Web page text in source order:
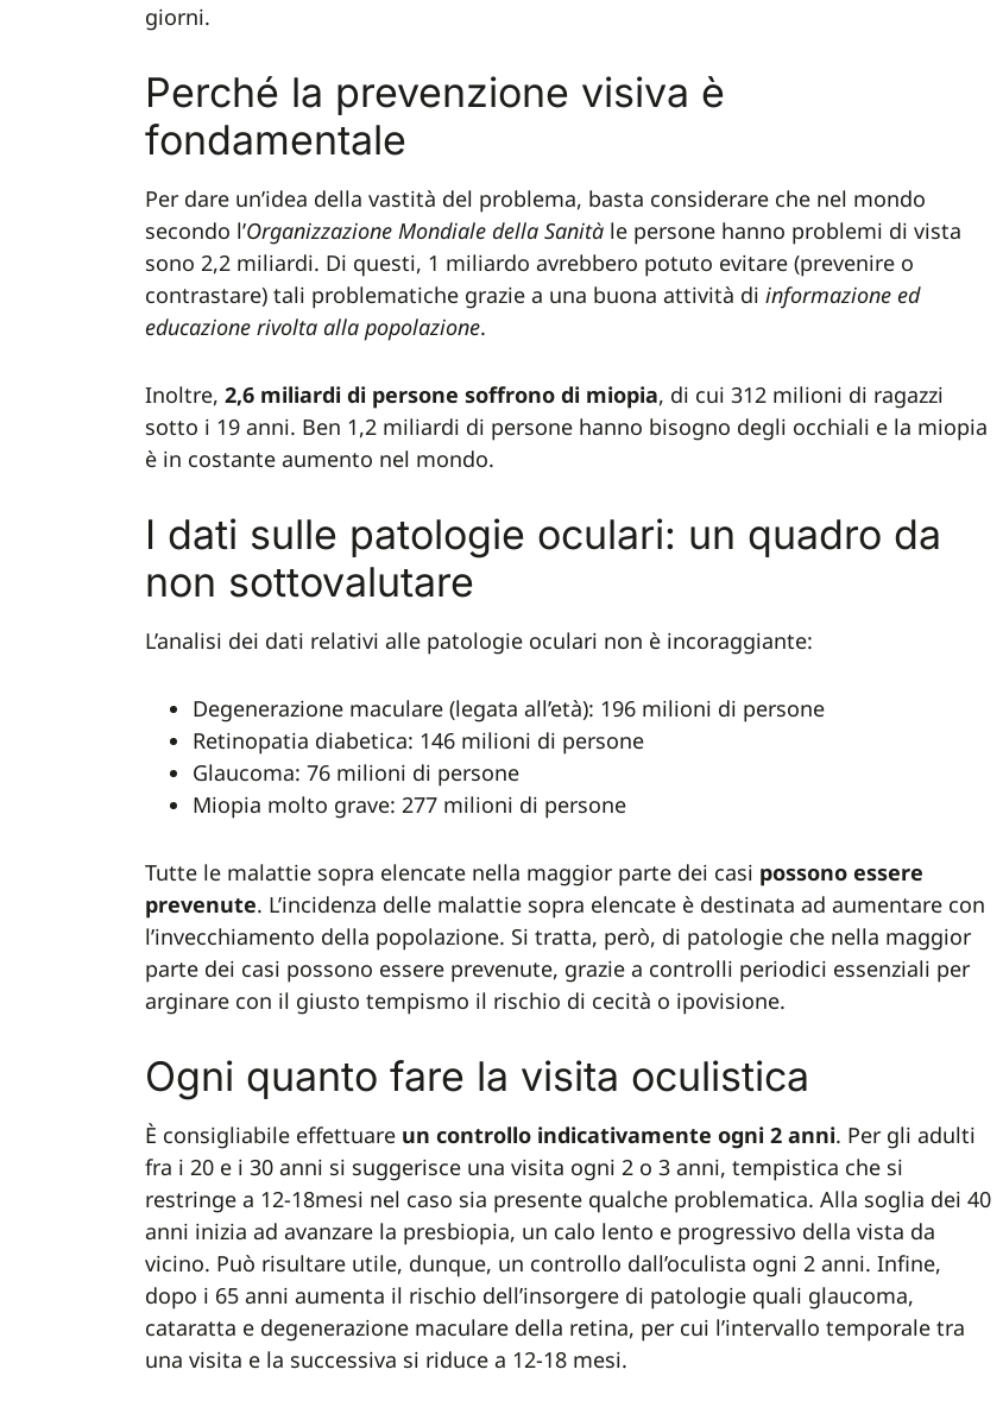
giorni.
Perché la prevenzione visiva è
fondamentale
Per dare un’idea della vastità del problema, basta considerare che nel mondo
secondo l’Organizzazione Mondiale della Sanità le persone hanno problemi di vista
sono 2,2 miliardi. Di questi, 1 miliardo avrebbero potuto evitare (prevenire o
contrastare) tali problematiche grazie a una buona attività di informazione ed
educazione rivolta alla popolazione.
Inoltre, 2,6 miliardi di persone soffrono di miopia, di cui 312 milioni di ragazzi
sotto i 19 anni. Ben 1,2 miliardi di persone hanno bisogno degli occhiali e la miopia
è in costante aumento nel mondo.
I dati sulle patologie oculari: un quadro da
non sottovalutare
L’analisi dei dati relativi alle patologie oculari non è incoraggiante:
Degenerazione maculare (legata all’età): 196 milioni di persone
Retinopatia diabetica: 146 milioni di persone
Glaucoma: 76 milioni di persone
Miopia molto grave: 277 milioni di persone
Tutte le malattie sopra elencate nella maggior parte dei casi possono essere
prevenute. L’incidenza delle malattie sopra elencate è destinata ad aumentare con
l’invecchiamento della popolazione. Si tratta, però, di patologie che nella maggior
parte dei casi possono essere prevenute, grazie a controlli periodici essenziali per
arginare con il giusto tempismo il rischio di cecità o ipovisione.
Ogni quanto fare la visita oculistica
È consigliabile effettuare un controllo indicativamente ogni 2 anni. Per gli adulti
fra i 20 e i 30 anni si suggerisce una visita ogni 2 o 3 anni, tempistica che si
restringe a 12-18mesi nel caso sia presente qualche problematica. Alla soglia dei 40
anni inizia ad avanzare la presbiopia, un calo lento e progressivo della vista da
vicino. Può risultare utile, dunque, un controllo dall’oculista ogni 2 anni. Infine,
dopo i 65 anni aumenta il rischio dell’insorgere di patologie quali glaucoma,
cataratta e degenerazione maculare della retina, per cui l’intervallo temporale tra
una visita e la successiva si riduce a 12-18 mesi.